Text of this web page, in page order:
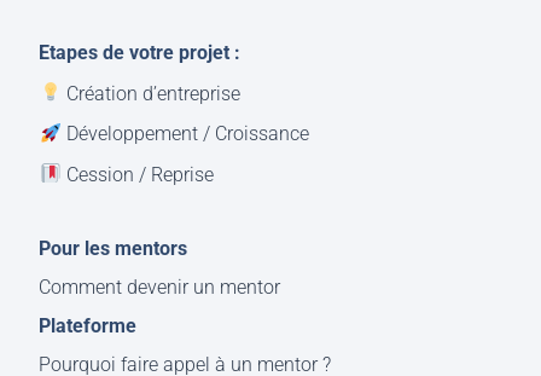
Etapes de votre projet :
Création d’entreprise
Développement / Croissance
Cession / Reprise
Pour les mentors
Comment devenir un mentor
Plateforme
Pourquoi faire appel à un mentor ?